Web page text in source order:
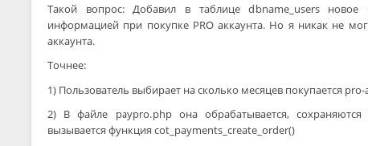
Такой вопрос: Добавил в таблице dbname_users новое
информацией при покупке PRO аккаунта. Но я никак не
аккаунта.
Точнее:
1) Пользователь выбирает на сколько месяцев покупается
2) В файле paypro.php она обрабатывается,
вызывается функция cot_payments_create_order()